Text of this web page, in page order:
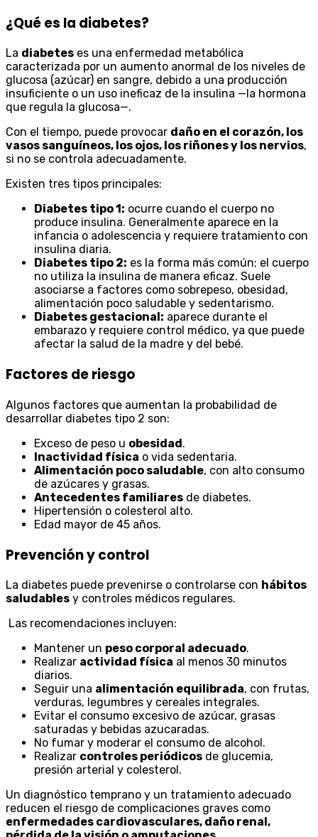
¿Qué es la diabetes?
La diabetes es una enfermedad metabólica
caracterizada por un aumento anormal de los niveles de
glucosa (azúcar) en sangre, debido a una producción
insuficiente o un uso ineficaz de la insulina —la hormona
que regula la glucosa—.
Con el tiempo, puede provocar daño en el corazón, los
vasos sanguíneos, los ojos, los riñones y los nervios,
si no se controla adecuadamente.
Existen tres tipos principales:
Diabetes tipo 1: ocurre cuando el cuerpo no
produce insulina. Generalmente aparece en la
infancia o adolescencia y requiere tratamiento con
insulina diaria.
Diabetes tipo 2: es la forma más común; el cuerpo
no utiliza la insulina de manera eficaz. Suele
asociarse a factores como sobrepeso, obesidad,
alimentación poco saludable y sedentarismo.
Diabetes gestacional: aparece durante el
embarazo y requiere control médico, ya que puede
afectar la salud de la madre y del bebé.
Factores de riesgo
Algunos factores que aumentan la probabilidad de
desarrollar diabetes tipo 2 son:
Exceso de peso u obesidad.
Inactividad física o vida sedentaria.
Alimentación poco saludable, con alto consumo
de azúcares y grasas.
Antecedentes familiares de diabetes.
Hipertensión o colesterol alto.
Edad mayor de 45 años.
Prevención y control
La diabetes puede prevenirse o controlarse con hábitos
saludables y controles médicos regulares.
Las recomendaciones incluyen:
Mantener un peso corporal adecuado.
Realizar actividad física al menos 30 minutos
diarios.
Seguir una alimentación equilibrada, con frutas,
verduras, legumbres y cereales integrales.
Evitar el consumo excesivo de azúcar, grasas
saturadas y bebidas azucaradas.
No fumar y moderar el consumo de alcohol.
Realizar controles periódicos de glucemia,
presión arterial y colesterol.
Un diagnóstico temprano y un tratamiento adecuado
reducen el riesgo de complicaciones graves como
enfermedades cardiovasculares, daño renal,